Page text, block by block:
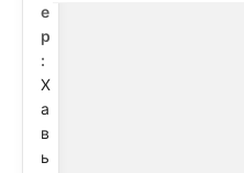
е
р
:
Х
а
в
ь